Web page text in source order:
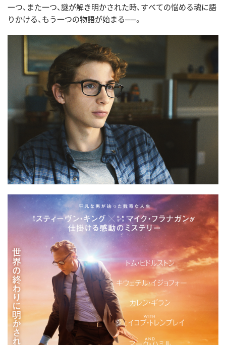
一つ、また一つ、謎が解き明かされた時、すべての悩める魂に語
りかける、もう一つの物語が始まる──。